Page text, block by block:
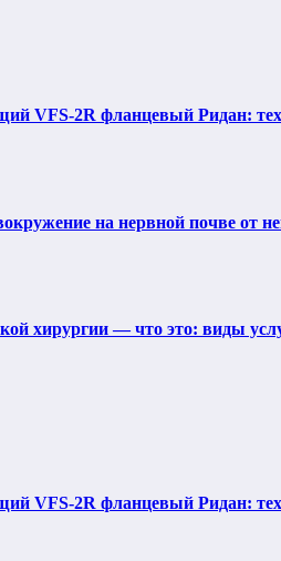
VFS-2R фланцевый Ридан:
на нервной почве от
хирургии — что это: виды
VFS-2R фланцевый Ридан: